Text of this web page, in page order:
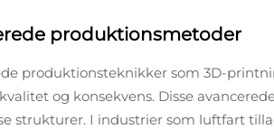
produktionsmetoder
produktionsteknikker som 3D-
og konsekvens. Disse
strukturer. I industrier som luftfart